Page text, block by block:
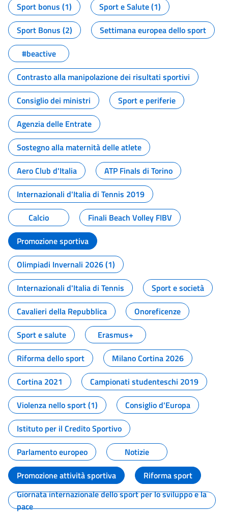
Sport bonus (1)
Sport e Salute (1)
Sport Bonus (2)
Settimana europea dello sport
#beactive
Contrasto alla manipolazione dei risultati sportivi
Consiglio dei ministri
Sport e periferie
Agenzia delle Entrate
Sostegno alla maternità delle atlete
Aero Club d'Italia
ATP Finals di Torino
Internazionali d'Italia di Tennis 2019
Calcio
Finali Beach Volley FIBV
Promozione sportiva
Olimpiadi Invernali 2026 (1)
Internazionali d'Italia di Tennis
Sport e società
Cavalieri della Repubblica
Onoreficenze
Sport e salute
Erasmus+
Riforma dello sport
Milano Cortina 2026
Cortina 2021
Campionati studenteschi 2019
Violenza nello sport (1)
Consiglio d'Europa
Istituto per il Credito Sportivo
Parlamento europeo
Notizie
Promozione attività sportiva
Riforma sport
Giornata internazionale dello sport per lo sviluppo e la
pace